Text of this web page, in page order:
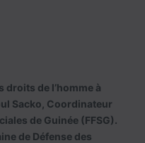
droits de l’homme à
Sacko, Coordinateur
de Guinée (FFSG).
de Défense des